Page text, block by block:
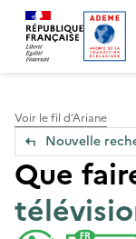
Accueil — Que
Voir le fil d’Ariane
Nouvelle
Que